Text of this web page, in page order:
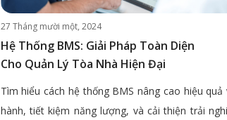
27 Tháng mười một, 2024
Hệ Thống BMS: Giải Pháp Toàn Diện
Cho Quản Lý Tòa Nhà Hiện Đại
Tìm hiểu cách hệ thống BMS nâng cao hiệu quả
hành, tiết kiệm năng lượng, và cải thiện trải